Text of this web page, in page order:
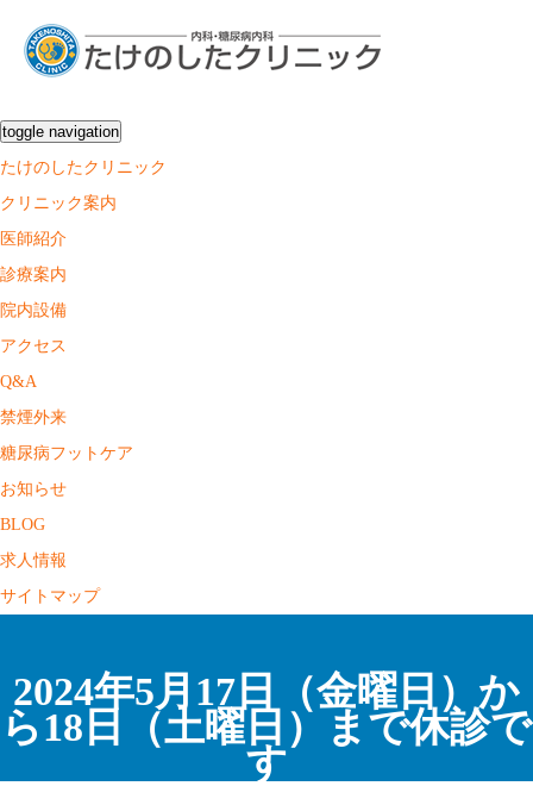
toggle navigation
たけのしたクリニック
クリニック案内
医師紹介
診療案内
院内設備
アクセス
Q&A
禁煙外来
糖尿病フットケア
お知らせ
BLOG
求人情報
サイトマップ
2024年5月17日（金曜日）か
ら18日（土曜日）まで休診で
す